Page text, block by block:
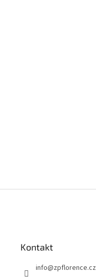
Kontakt
info@zpflorence.cz